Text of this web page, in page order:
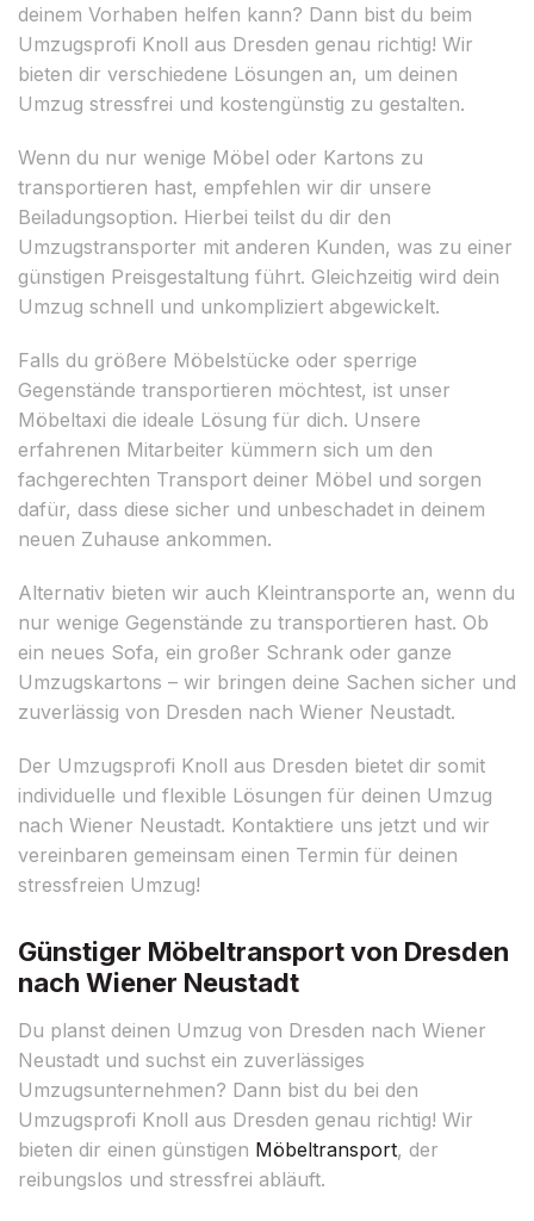
deinem Vorhaben helfen kann? Dann bist du beim
Umzugsprofi Knoll aus Dresden genau richtig! Wir
bieten dir verschiedene Lösungen an, um deinen
Umzug stressfrei und kostengünstig zu gestalten.
Wenn du nur wenige Möbel oder Kartons zu
transportieren hast, empfehlen wir dir unsere
Beiladungsoption. Hierbei teilst du dir den
Umzugstransporter mit anderen Kunden, was zu einer
günstigen Preisgestaltung führt. Gleichzeitig wird dein
Umzug schnell und unkompliziert abgewickelt.
Falls du größere Möbelstücke oder sperrige
Gegenstände transportieren möchtest, ist unser
Möbeltaxi die ideale Lösung für dich. Unsere
erfahrenen Mitarbeiter kümmern sich um den
fachgerechten Transport deiner Möbel und sorgen
dafür, dass diese sicher und unbeschadet in deinem
neuen Zuhause ankommen.
Alternativ bieten wir auch Kleintransporte an, wenn du
nur wenige Gegenstände zu transportieren hast. Ob
ein neues Sofa, ein großer Schrank oder ganze
Umzugskartons – wir bringen deine Sachen sicher und
zuverlässig von Dresden nach Wiener Neustadt.
Der Umzugsprofi Knoll aus Dresden bietet dir somit
individuelle und flexible Lösungen für deinen Umzug
nach Wiener Neustadt. Kontaktiere uns jetzt und wir
vereinbaren gemeinsam einen Termin für deinen
stressfreien Umzug!
Günstiger Möbeltransport von Dresden
nach Wiener Neustadt
Du planst deinen Umzug von Dresden nach Wiener
Neustadt und suchst ein zuverlässiges
Umzugsunternehmen? Dann bist du bei den
Umzugsprofi Knoll aus Dresden genau richtig! Wir
bieten dir einen günstigen Möbeltransport, der
reibungslos und stressfrei abläuft.